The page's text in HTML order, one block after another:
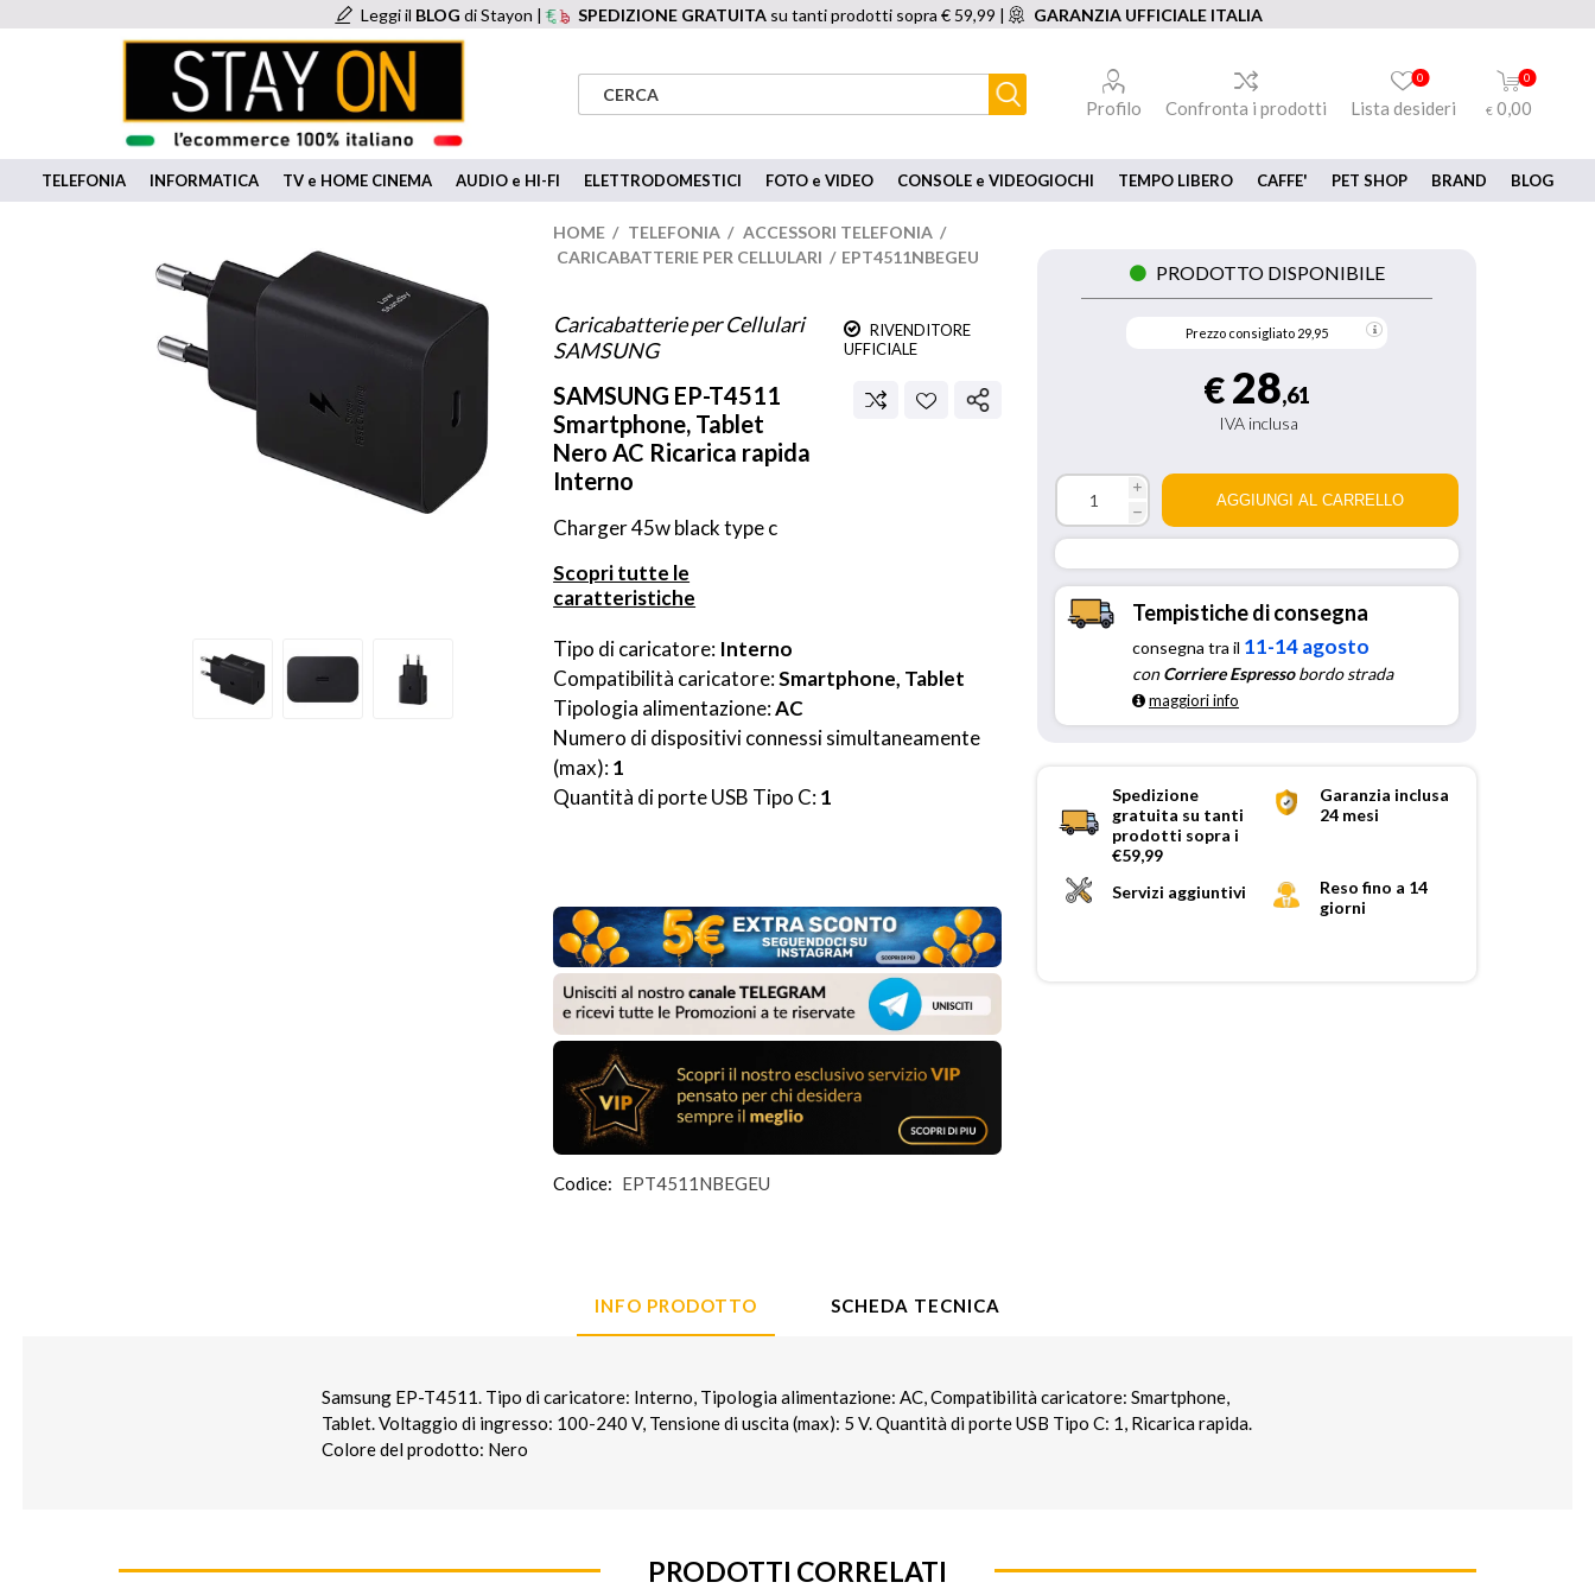
Leggi il BLOG di Stayon | SPEDIZIONE GRATUITA su tanti prodotti sopra € 59,99 | GARANZIA UFFICIALE ITALIA
Profilo Confronta i prodotti Lista desideri
0 0
€ 0,00
TELEFONIA INFORMATICA TV e HOME CINEMA AUDIO e HI-FI ELETTRODOMESTICI FOTO e VIDEO CONSOLE e VIDEOGIOCHI TEMPO LIBERO CAFFE' PET SHOP BRAND BLOG
HOME / TELEFONIA / ACCESSORI TELEFONIA /
CARICABATTERIE PER CELLULARI / EPT4511NBEGEU
Caricabatterie per Cellulari
SAMSUNG
RIVENDITORE
UFFICIALE
SAMSUNG EP-T4511
Smartphone, Tablet
Nero AC Ricarica rapida
Interno
Charger 45w black type c
Scopri tutte le
caratteristiche
Tipo di caricatore: Interno
Compatibilità caricatore: Smartphone, Tablet
Tipologia alimentazione: AC
Numero di dispositivi connessi simultaneamente
(max): 1
Quantità di porte USB Tipo C: 1
Codice: EPT4511NBEGEU
PRODOTTO DISPONIBILE
Prezzo consigliato 29,95
€28,61
IVA inclusa
i
h
Tempistiche di consegna
consegna tra il 11-14 agosto
conCorriere Espressobordo strada
maggiori info
Spedizione
gratuita su tanti
prodotti sopra i
€59,99
Garanzia inclusa
24 mesi
Servizi aggiuntivi
Reso fino a 14
giorni
INFO PRODOTTO SCHEDA TECNICA
Samsung EP-T4511. Tipo di caricatore: Interno, Tipologia alimentazione: AC, Compatibilità caricatore: Smartphone,
Tablet. Voltaggio di ingresso: 100-240 V, Tensione di uscita (max): 5 V. Quantità di porte USB Tipo C: 1, Ricarica rapida.
Colore del prodotto: Nero
PRODOTTI CORRELATI